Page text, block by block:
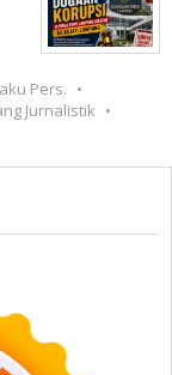
Pers.
Jurnalistik